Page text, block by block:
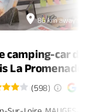
86 km away from
camping-car du
La Promenade
(598)